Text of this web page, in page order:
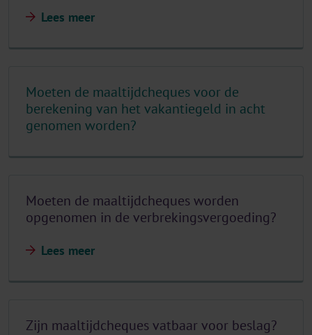
Lees meer
Moeten de maaltijdcheques voor de
berekening van het vakantiegeld in acht
genomen worden?
Moeten de maaltijdcheques worden
opgenomen in de verbrekingsvergoeding?
Lees meer
Zijn maaltijdcheques vatbaar voor beslag?